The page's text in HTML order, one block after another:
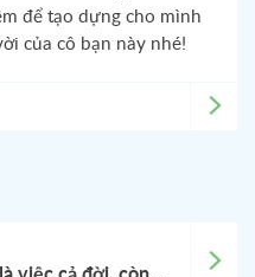
để tạo dựng cho mình
của cô bạn này nhé!